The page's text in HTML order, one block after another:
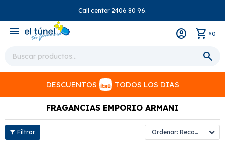
Call center 2406 80 96.
menu $0
DESCUENTOS TODOS LOS DIAS
FRAGANCIAS EMPORIO ARMANI
Recomendados
close